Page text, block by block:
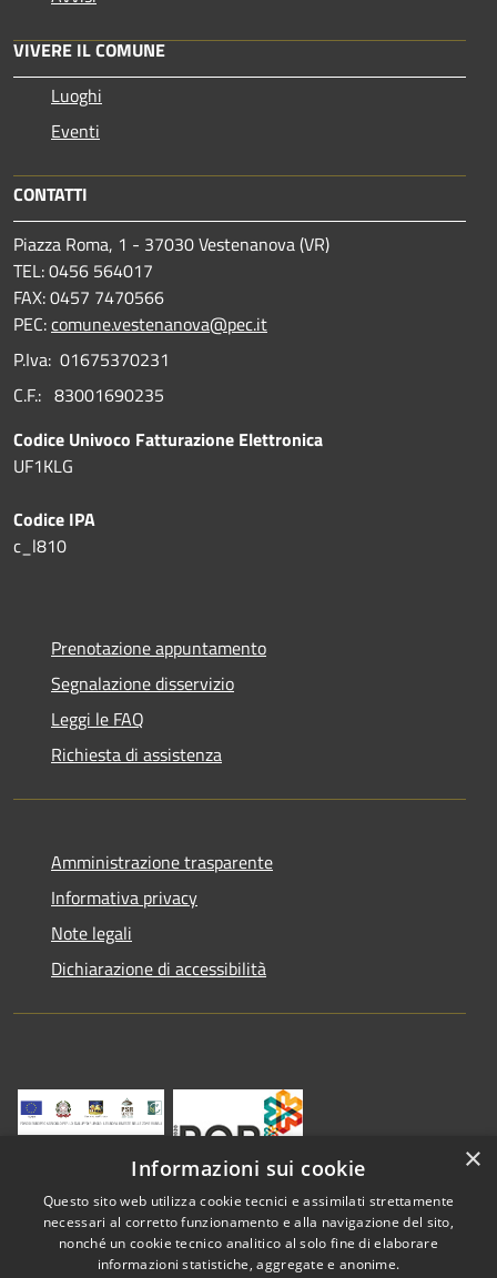
VIVERE IL COMUNE
Luoghi
Eventi
CONTATTI
Piazza Roma, 1 - 37030 Vestenanova (VR)
TEL: 0456 564017
FAX: 0457 7470566
PEC:comune.vestenanova@pec.it
P.Iva: 01675370231
C.F.: 83001690235
Codice Univoco Fatturazione Elettronica
UF1KLG
Codice IPA
c_l810
Prenotazione appuntamento
Segnalazione disservizio
Leggi le FAQ
Richiesta di assistenza
Amministrazione trasparente
Informativa privacy
Note legali
Dichiarazione di accessibilità
Copyright © 2026 • Comune di
×
Informazioni sui cookie
Questo sito web utilizza cookie tecnici e assimilati strettamente
necessari al corretto funzionamento e alla navigazione del sito,
nonché un cookie tecnico analitico al solo fine di elaborare
informazioni statistiche, aggregate e anonime.